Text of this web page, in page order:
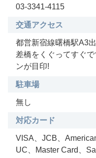
03-3341-4115
交通アクセス
都営新宿線曙橋駅A3
差橋をくぐってすぐ
ンが目印!
駐車場
無し
対応カード
VISA、JCB、
UC、Master Card、